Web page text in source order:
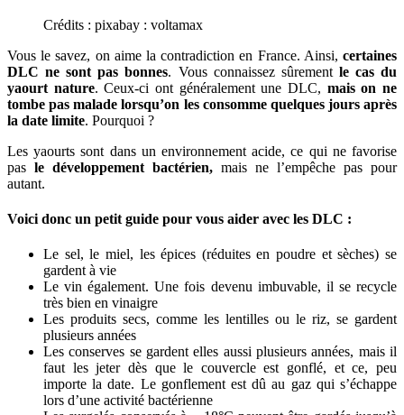
Crédits : pixabay : voltamax
Vous le savez, on aime la contradiction en France. Ainsi, certaines
DLC ne sont pas bonnes. Vous connaissez sûrement le cas du
yaourt nature. Ceux-ci ont généralement une DLC, mais on ne
tombe pas malade lorsqu’on les consomme quelques jours après
la date limite. Pourquoi ?
Les yaourts sont dans un environnement acide, ce qui ne favorise
pas le développement bactérien, mais ne l’empêche pas pour
autant.
Voici donc un petit guide pour vous aider avec les DLC :
Le sel, le miel, les épices (réduites en poudre et sèches) se
gardent à vie
Le vin également. Une fois devenu imbuvable, il se recycle
très bien en vinaigre
Les produits secs, comme les lentilles ou le riz, se gardent
plusieurs années
Les conserves se gardent elles aussi plusieurs années, mais il
faut les jeter dès que le couvercle est gonflé, et ce, peu
importe la date. Le gonflement est dû au gaz qui s’échappe
lors d’une activité bactérienne